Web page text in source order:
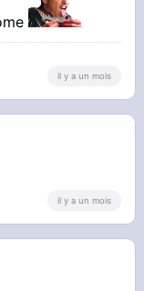
il y a un mois
il y a un mois